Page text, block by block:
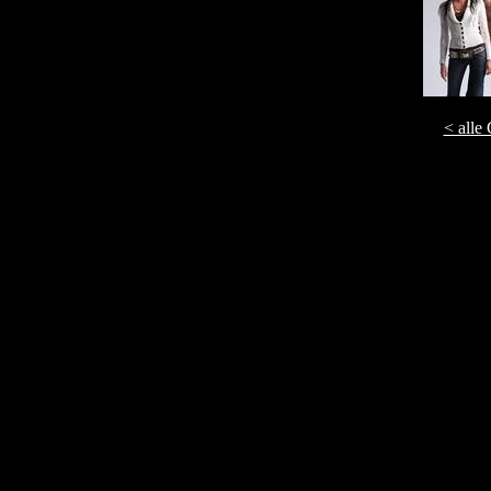
< alle